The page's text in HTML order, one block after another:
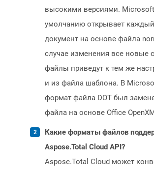
высокими версиями.
умолчанию открывает
документ на основе файла
случае изменения все новые
файлы приведут к тем же
и из файла шаблона. В
формат файла DOT был
файла на основе Office
Какие форматы файлов
Aspose.Total Cloud API?
Aspose.Total Cloud может